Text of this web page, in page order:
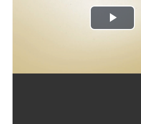
Play